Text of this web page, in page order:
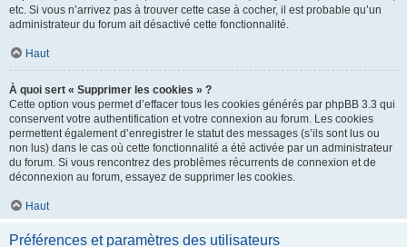
etc. Si vous n’arrivez pas à trouver cette case à cocher, il est probable qu’un
administrateur du forum ait désactivé cette fonctionnalité.
Haut
À quoi sert « Supprimer les cookies » ?
Cette option vous permet d’effacer tous les cookies générés par phpBB 3.3 qui
conservent votre authentification et votre connexion au forum. Les cookies
permettent également d’enregistrer le statut des messages (s’ils sont lus ou
non lus) dans le cas où cette fonctionnalité a été activée par un administrateur
du forum. Si vous rencontrez des problèmes récurrents de connexion et de
déconnexion au forum, essayez de supprimer les cookies.
Haut
Préférences et paramètres des utilisateurs